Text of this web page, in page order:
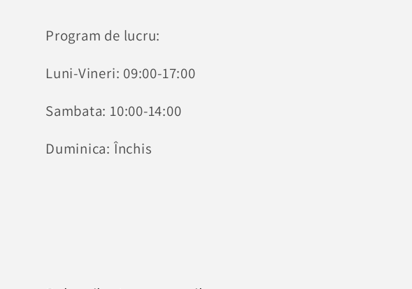
Program de lucru:
Luni-Vineri: 09:00-17:00
Sambata: 10:00-14:00
Duminica: Închis